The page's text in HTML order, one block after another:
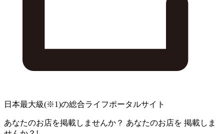
日本最大級(※1)の総合ライフポータルサイト
あなたのお店を掲載しませんか？ あなたのお店を 掲載しま